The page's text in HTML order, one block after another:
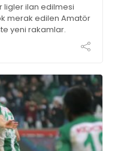
ligler ilan edilmesi
merak edilen Amatör
yeni rakamlar.